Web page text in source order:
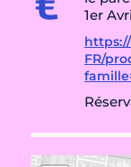
1er
FR/